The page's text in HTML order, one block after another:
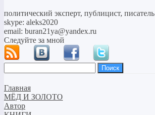
политический эксперт, публицист, писатель
skype: aleks2020
email: buran21ya@yandex.ru
Следуйте за мной
Главная
МЁД И ЗОЛОТО
Автор